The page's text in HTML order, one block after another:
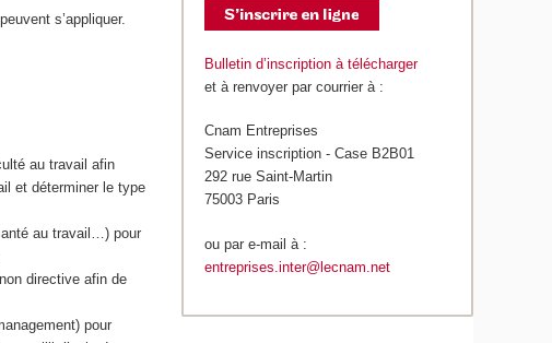
s’appliquer.
au travail afin
et déterminer le type
au travail…) pour
directive afin de
pour
Bulletin d’inscription à télécharger
et à renvoyer par courrier à :
Cnam Entreprises
Service inscription - Case B2B01
292 rue Saint-Martin
75003 Paris
ou par e-mail à :
entreprises.inter@lecnam.net